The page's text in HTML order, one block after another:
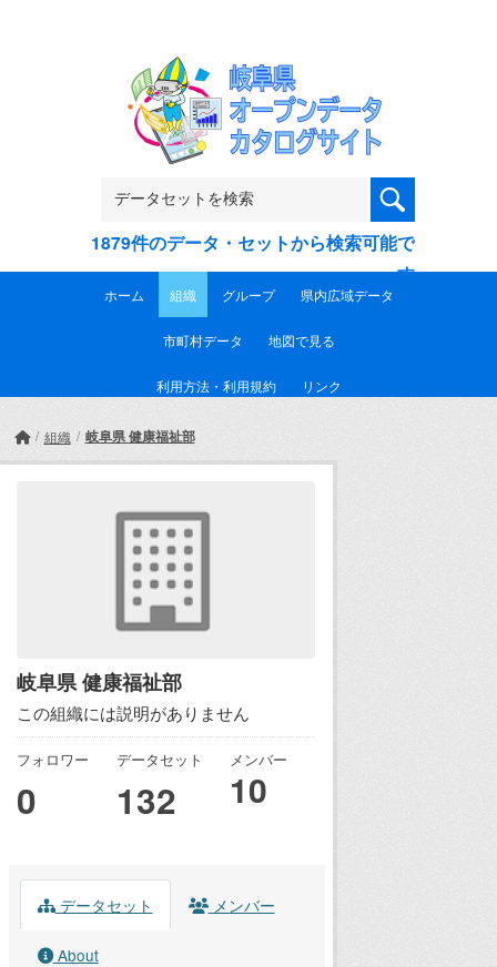
1879件のデータ・セットから検索可能で
す
ホーム 組織 グループ 県内広域データ
市町村データ 地図で見る
利用方法・利用規約 リンク
組織 岐阜県 健康福祉部
岐阜県 健康福祉部
この組織には説明がありません
フォロワー
0
データセット
132
メンバー
10
データセット メンバー
About